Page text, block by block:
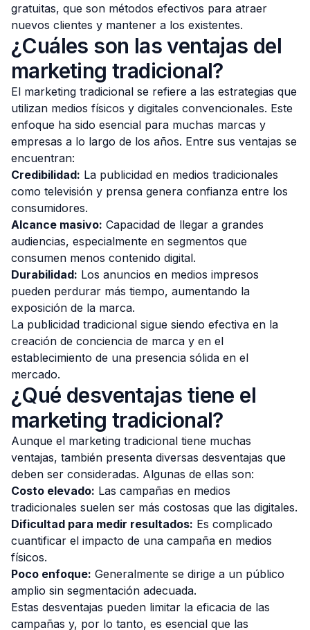
gratuitas, que son métodos efectivos para atraer
nuevos clientes y mantener a los existentes.
¿Cuáles son las ventajas del
marketing tradicional?
El marketing tradicional se refiere a las estrategias que
utilizan medios físicos y digitales convencionales. Este
enfoque ha sido esencial para muchas marcas y
empresas a lo largo de los años. Entre sus ventajas se
encuentran:
Credibilidad: La publicidad en medios tradicionales
como televisión y prensa genera confianza entre los
consumidores.
Alcance masivo: Capacidad de llegar a grandes
audiencias, especialmente en segmentos que
consumen menos contenido digital.
Durabilidad: Los anuncios en medios impresos
pueden perdurar más tiempo, aumentando la
exposición de la marca.
La publicidad tradicional sigue siendo efectiva en la
creación de conciencia de marca y en el
establecimiento de una presencia sólida en el
mercado.
¿Qué desventajas tiene el
marketing tradicional?
Aunque el marketing tradicional tiene muchas
ventajas, también presenta diversas desventajas que
deben ser consideradas. Algunas de ellas son:
Costo elevado: Las campañas en medios
tradicionales suelen ser más costosas que las digitales.
Dificultad para medir resultados: Es complicado
cuantificar el impacto de una campaña en medios
físicos.
Poco enfoque: Generalmente se dirige a un público
amplio sin segmentación adecuada.
Estas desventajas pueden limitar la eficacia de las
campañas y, por lo tanto, es esencial que las